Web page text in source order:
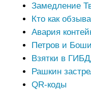
Замедление
Кто как
Авария
Петров и
Взятки в
Рашкин
QR-коды